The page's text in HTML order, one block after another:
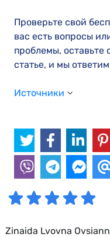
Проверьте свой
вас есть вопросы
проблемы, оставьте
статье, и мы
Источники
Zinaida Lvovna